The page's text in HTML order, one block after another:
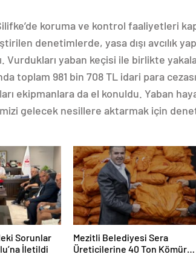
koruma ve kontrol faaliyetleri
denetimlerde, yasa dışı avcılık
Vurdukları yaban keçisi ile birlikte
toplam 981 bin 708 TL idari para
ekipmanlara da el konuldu. Yaban
gelecek nesillere aktarmak için
Sorunlar
İletildi
Mezitli Belediyesi Sera
Üreticilerine 40 Ton Kömür